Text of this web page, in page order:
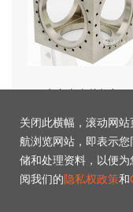
Htc真空立方体框架
关闭此横幅，滚动网
航浏览网站，即表示
储和处理资料，以便
阅我们的隐私权政策和